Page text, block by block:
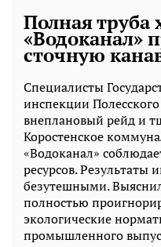
Полная труба
«Водоканал»
сточную
Специалисты
инспекции
внеплановый рейд и
Коростенское
«Водоканал»
ресурсов. Результаты
безутешными.
полностью
экологические
промышленного